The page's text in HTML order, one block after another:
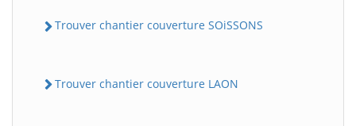
Trouver chantier couverture SOiSSONS
Trouver chantier couverture LAON